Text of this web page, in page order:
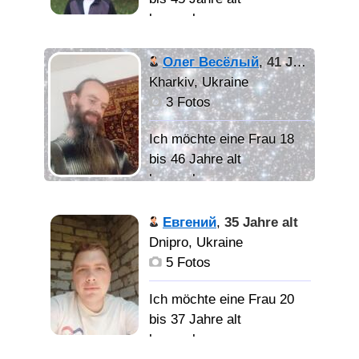
нашли общий язык и
скучно
kennenlernen
Стабильный.
Надёжный. Не навижу
предательство.
Ищу
девушку для создания
семьи.
Олег Весёлый,41 Jahre alt
Kharkiv, Ukraine
3 Fotos
Ich möchte eine Frau 18
bis 46 Jahre alt
kennenlernen
Весёлый,
жизнерадостный,
говорили Парень-
Многосторонняя
многогранная глубокая
личность. Постоянно
Евгений, 35 Jahre alt
Dnipro, Ukraine
5 Fotos
Ich möchte eine Frau 20
bis 37 Jahre alt
kennenlernen